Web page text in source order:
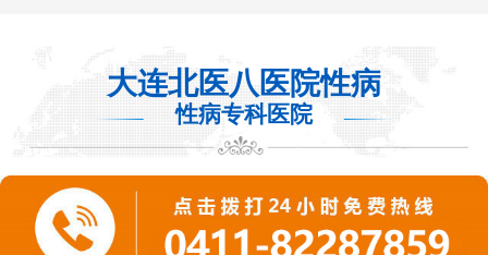
大连北医八医院性病
性病专科医院